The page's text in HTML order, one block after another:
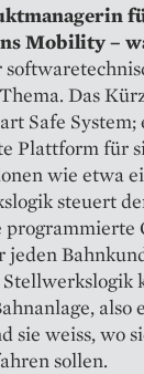
­Mobility –
Das
Safe System;
Plattform für
wie etwa
steuert
programmierte
­jeden
sie weiss, wo
sollen.